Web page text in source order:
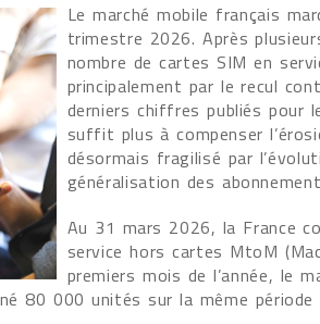
Le marché mobile français
trimestre 2026. Après
nombre de cartes SIM en
principalement par le recul
derniers chiffres publiés pour
suffit plus à compenser
désormais fragilisé par
généralisation des
Au 31 mars 2026, la France
service hors cartes MtoM
premiers mois de l’année, le
80 000 unités sur la même période